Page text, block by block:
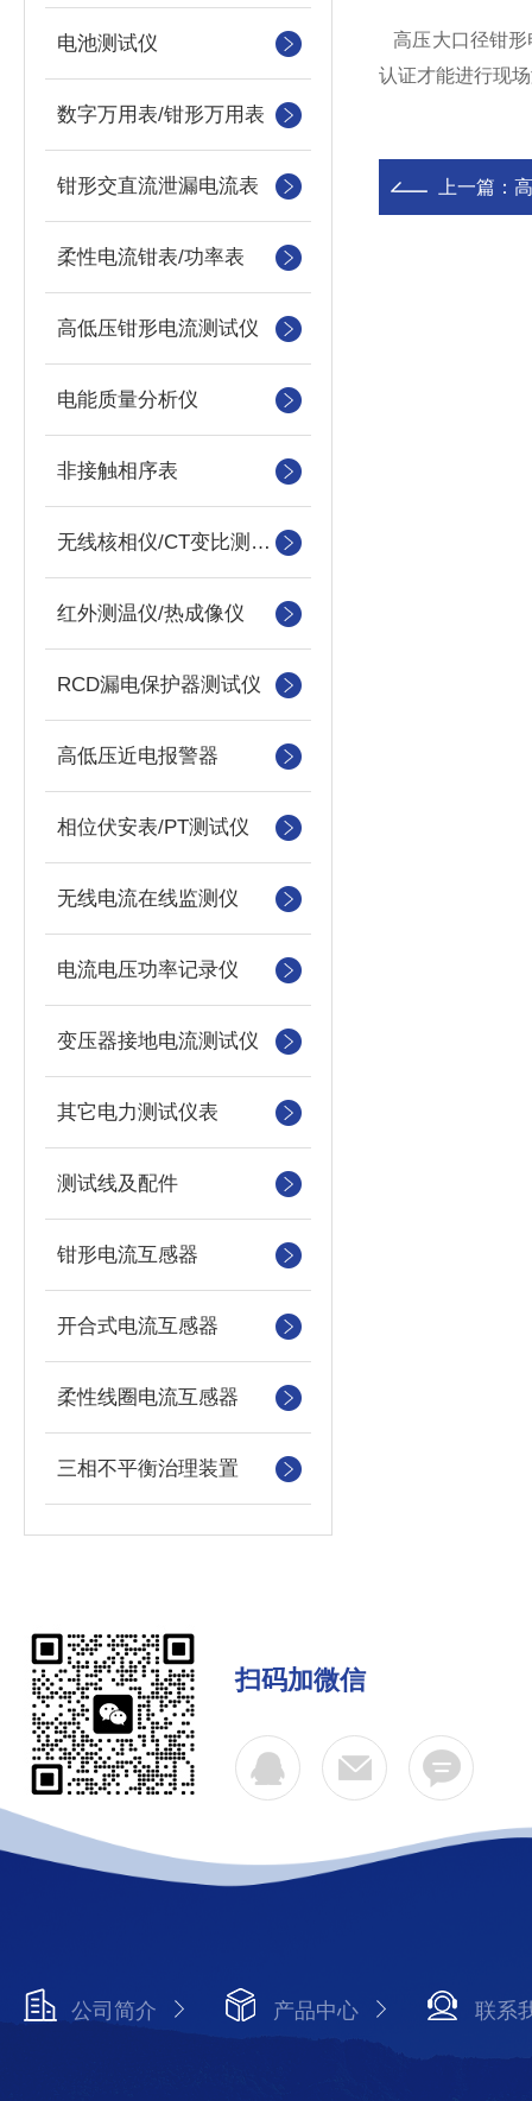
电池测试仪
数字万用表/钳形万用表
钳形交直流泄漏电流表
柔性电流钳表/功率表
高低压钳形电流测试仪
电能质量分析仪
非接触相序表
无线核相仪/CT变比测试仪
红外测温仪/热成像仪
RCD漏电保护器测试仪
高低压近电报警器
相位伏安表/PT测试仪
无线电流在线监测仪
电流电压功率记录仪
变压器接地电流测试仪
其它电力测试仪表
测试线及配件
钳形电流互感器
开合式电流互感器
柔性线圈电流互感器
三相不平衡治理装置
高压大口径钳形
认证才能进行现
上一篇：
扫码加微信
公司简介 产品中心 联系